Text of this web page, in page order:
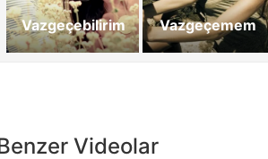
Vazgeçebilirim Vazgeçemem
Videolar